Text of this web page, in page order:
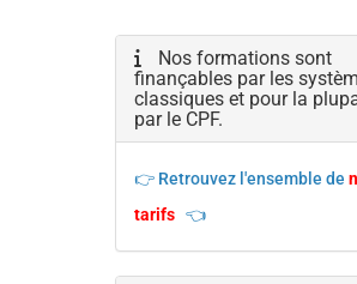
Nos formations sont
finançables par les
classiques et pour la
par le CPF.
👉 Retrouvez l'ensemble de
tarifs 👈